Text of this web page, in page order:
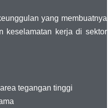
yang membuatnya
keselamatan kerja di sektor
tegangan tinggi